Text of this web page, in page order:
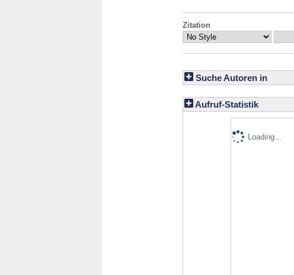
Zitation
Suche Autoren in
Aufruf-Statistik
Loading...